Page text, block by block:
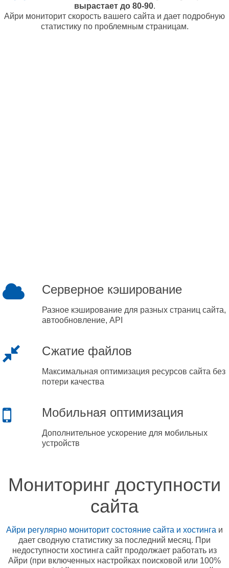
вырастает до 80-90.
Айри мониторит скорость вашего сайта и дает подробную
статистику по проблемным страницам.
Серверное кэширование
Разное кэширование для разных страниц сайта,
автообновление, API
Сжатие файлов
Максимальная оптимизация ресурсов сайта без
потери качества
Мобильная оптимизация
Дополнительное ускорение для мобильных
устройств
Мониторинг доступности
сайта
Айри регулярно мониторит состояние сайта и хостинга и
дает сводную статистику за последний месяц. При
недоступности хостинга сайт продолжает работать из
Айри (при включенных настройках поисковой или 100%